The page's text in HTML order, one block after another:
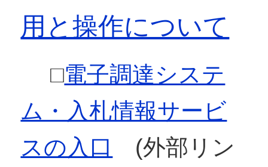
用と操作について
□電子調達システ
ム・入札情報サービ
スの入口
(外部リン